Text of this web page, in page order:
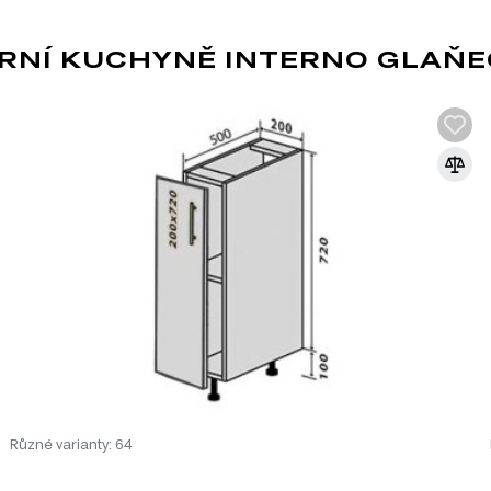
systému Modulární kuchyně Interno Glaňec Luxe, který se
MDF
MDF je jedním z nejoblíbenějších
pryskyřic. Díky svým vlastnostem se
KUCHYNĚ INTERNO
Různé varianty: 64